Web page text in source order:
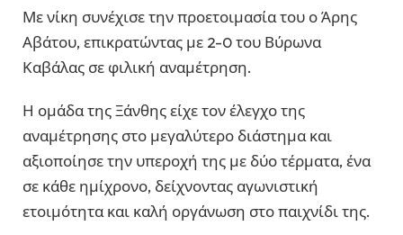
Με νίκη συνέχισε την προετοιμασία του ο Άρης
Αβάτου, επικρατώντας με 2-0 του Βύρωνα
Καβάλας σε φιλική αναμέτρηση.
Η ομάδα της Ξάνθης είχε τον έλεγχο της
αναμέτρησης στο μεγαλύτερο διάστημα και
αξιοποίησε την υπεροχή της με δύο τέρματα, ένα
σε κάθε ημίχρονο, δείχνοντας αγωνιστική
ετοιμότητα και καλή οργάνωση στο παιχνίδι της.